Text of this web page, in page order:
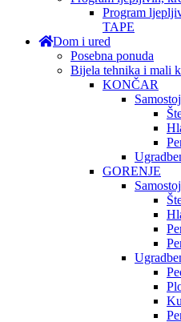
Program
TAPE
Dom i ured
Posebna ponuda
Bijela tehnika i mali
KONČAR
GORENJE